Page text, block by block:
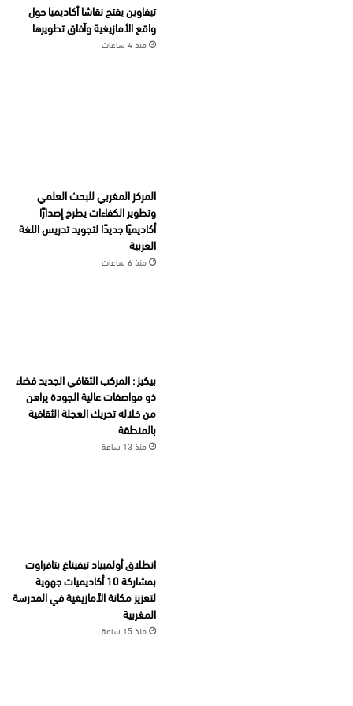
تيفاوين يفتح نقاشا أكاديميا حول
واقع الأمازيغية وآفاق تطويرها
منذ 4 ساعات
المركز المغربي للبحث العلمي
وتطوير الكفاءات يطرح إصدارًا
أكاديميًا جديدًا لتجويد تدريس اللغة
العربية
منذ 6 ساعات
بيكيز : المركب الثقافي الجديد فضاء
ذو مواصفات عالية الجودة يراهن
من خلاله تحريك العجلة الثقافية
بالمنطقة
منذ 13 ساعة
انطلاق أولمبياد تيفيناغ بتافراوت
بمشاركة 10 أكاديميات جهوية
لتعزيز مكانة الأمازيغية في المدرسة
المغربية
منذ 15 ساعة